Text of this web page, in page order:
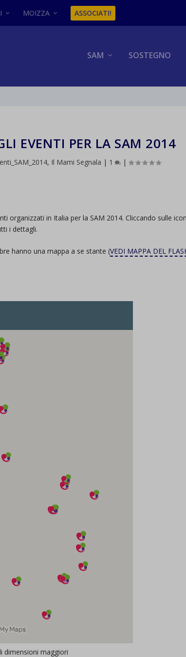
MOIZZA ASSOCIATI!
SAM SOSTEGNO
EVENTI PER LA SAM 2014
, Il Mami Segnala | 1 |
organizzati in Italia per la SAM 2014. Cliccando sulle
i dettagli.
hanno una mappa a se stante (VEDI MAPPA DEL
dimensioni maggiori